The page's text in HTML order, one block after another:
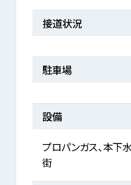
接道状況
駐車場
設備
プロパンガス、本下
街